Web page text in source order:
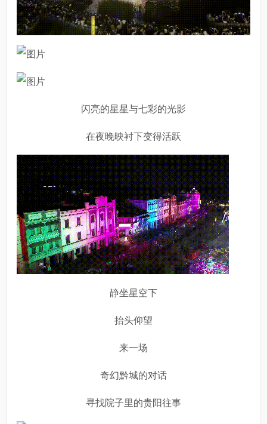
闪亮的星星与七彩的光影
在夜晚映衬下变得活跃
静坐星空下
抬头仰望
来一场
奇幻黔城的对话
寻找院子里的贵阳往事